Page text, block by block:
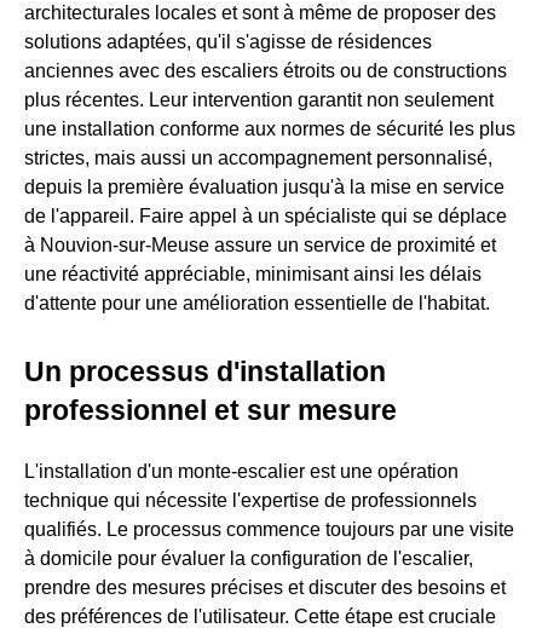
architecturales locales et sont à même de proposer des
solutions adaptées, qu'il s'agisse de résidences
anciennes avec des escaliers étroits ou de constructions
plus récentes. Leur intervention garantit non seulement
une installation conforme aux normes de sécurité les plus
strictes, mais aussi un accompagnement personnalisé,
depuis la première évaluation jusqu'à la mise en service
de l'appareil. Faire appel à un spécialiste qui se déplace
à Nouvion-sur-Meuse assure un service de proximité et
une réactivité appréciable, minimisant ainsi les délais
d'attente pour une amélioration essentielle de l'habitat.
Un processus d'installation
professionnel et sur mesure
L'installation d'un monte-escalier est une opération
technique qui nécessite l'expertise de professionnels
qualifiés. Le processus commence toujours par une visite
à domicile pour évaluer la configuration de l'escalier,
prendre des mesures précises et discuter des besoins et
des préférences de l'utilisateur. Cette étape est cruciale